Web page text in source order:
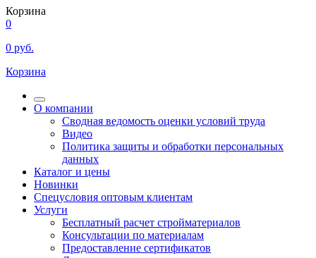
Корзина
0
0 руб.
Корзина
О компании
Сводная ведомость оценки условий труда
Видео
Политика защиты и обработки персональных
данных
Каталог и цены
Новинки
Спецусловия оптовым клиентам
Услуги
Бесплатный расчет стройматериалов
Консультации по материалам
Предоставление сертификатов